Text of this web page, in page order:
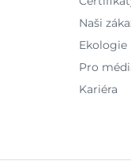
Naši
Ekologie
Pro
Kariéra